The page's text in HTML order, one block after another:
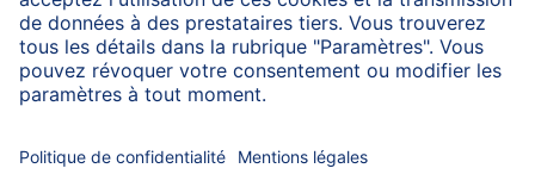
Contactez-nous
Transfert sécurisé des données par un cryptage des